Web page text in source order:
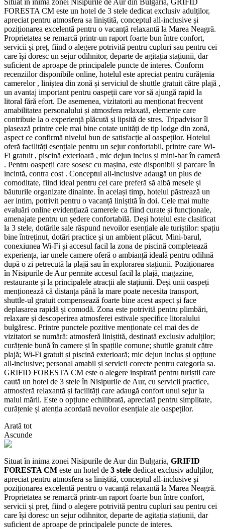
FORESTA CM este un hotel de 3 stele dedicat exclusiv adulților,
apreciat pentru atmosfera sa liniștită, conceptul all-inclusive și
poziționarea excelentă pentru o vacanță relaxantă la Marea Neagră.
Proprietatea se remarcă printr-un raport foarte bun între confort,
servicii și preț, fiind o alegere potrivită pentru cupluri sau pentru cei
care își doresc un sejur odihnitor, departe de agitația stațiunii, dar
suficient de aproape de principalele puncte de interes. Conform
recenziilor disponibile online, hotelul este apreciat pentru curățenia
camerelor , liniștea din zonă și serviciul de shuttle gratuit către plajă ,
un avantaj important pentru oaspeții care vor să ajungă rapid la
litoral fără efort. De asemenea, vizitatorii au menționat frecvent
amabilitatea personalului și atmosfera relaxată, elemente care
contribuie la o experiență plăcută și lipsită de stres. Tripadvisor îl
plasează printre cele mai bine cotate unități de tip lodge din zonă,
aspect ce confirmă nivelul bun de satisfacție al oaspeților. Hotelul
oferă facilități esențiale pentru un sejur confortabil, printre care Wi-
Fi gratuit , piscină exterioară , mic dejun inclus și mini-bar în cameră
. Pentru oaspeții care sosesc cu mașina, este disponibil și parcare în
incintă, contra cost . Conceptul all-inclusive adaugă un plus de
comoditate, fiind ideal pentru cei care preferă să aibă mesele și
băuturile organizate dinainte. În același timp, hotelul păstrează un
aer intim, potrivit pentru o vacanță liniștită în doi. Cele mai multe
evaluări online evidențiază camerele ca fiind curate și funcționale,
amenajate pentru un ședere confortabilă. Deși hotelul este clasificat
la 3 stele, dotările sale răspund nevoilor esențiale ale turiștilor: spațiu
bine întreținut, dotări practice și un ambient plăcut. Mini-barul,
conexiunea Wi-Fi și accesul facil la zona de piscină completează
experiența, iar unele camere oferă o ambianță ideală pentru odihnă
după o zi petrecută la plajă sau în explorarea stațiunii. Poziționarea
în Nisipurile de Aur permite accesul facil la plajă, magazine,
restaurante și la principalele atracții ale stațiunii. Deși unii oaspeți
menționează că distanța până la mare poate necesita transport,
shuttle-ul gratuit compensează foarte bine acest aspect și face
deplasarea rapidă și comodă. Zona este potrivită pentru plimbări,
relaxare și descoperirea atmosferei estivale specifice litoralului
bulgăresc. Printre punctele pozitive menționate cel mai des de
vizitatori se numără: atmosferă liniștită, destinată exclusiv adulților;
curățenie bună în camere și în spațiile comune; shuttle gratuit către
plajă; Wi-Fi gratuit și piscină exterioară; mic dejun inclus și opțiune
all-inclusive; personal amabil și servicii corecte pentru categoria sa.
GRIFID FORESTA CM este o alegere inspirată pentru turiștii care
caută un hotel de 3 stele în Nisipurile de Aur, cu servicii practice,
atmosferă relaxantă și facilități care adaugă confort unui sejur la
malul mării. Este o opțiune echilibrată, apreciată pentru simplitate,
curățenie și atenția acordată nevoilor esențiale ale oaspeților.
Arată tot
Ascunde
Situat în inima zonei Nisipurile de Aur din Bulgaria, GRIFID
FORESTA CM este un hotel de 3 stele dedicat exclusiv adulților,
apreciat pentru atmosfera sa liniștită, conceptul all-inclusive și
poziționarea excelentă pentru o vacanță relaxantă la Marea Neagră.
Proprietatea se remarcă printr-un raport foarte bun între confort,
servicii și preț, fiind o alegere potrivită pentru cupluri sau pentru cei
care își doresc un sejur odihnitor, departe de agitația stațiunii, dar
suficient de aproape de principalele puncte de interes.